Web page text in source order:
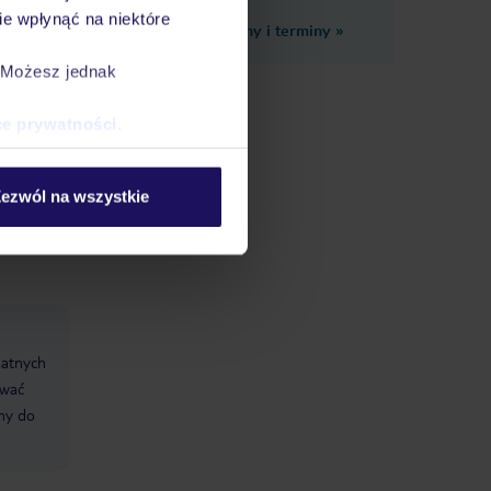
wpłynąć na niektóre
jednak
prywatności
na wszystkie
do
Zobacz inne ceny i terminy »